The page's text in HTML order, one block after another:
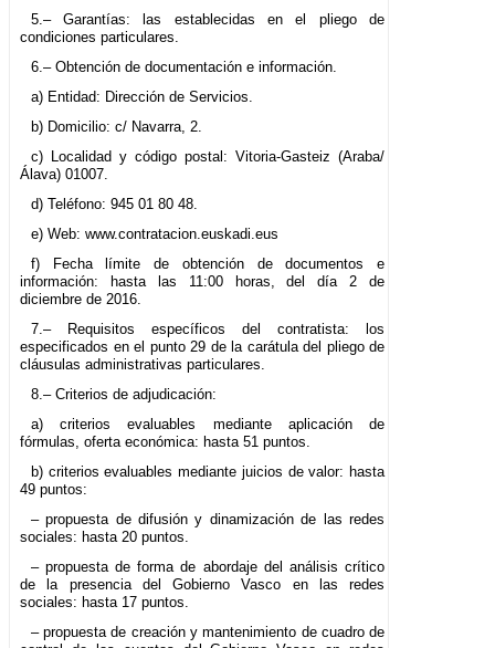
5.– Garantías: las establecidas en el pliego de
condiciones particulares.
6.– Obtención de documentación e información.
a) Entidad: Dirección de Servicios.
b) Domicilio: c/ Navarra, 2.
c) Localidad y código postal: Vitoria-Gasteiz (Araba/
Álava) 01007.
d) Teléfono: 945 01 80 48.
e) Web: www.contratacion.euskadi.eus
f) Fecha límite de obtención de documentos e
información: hasta las 11:00 horas, del día 2 de
diciembre de 2016.
7.– Requisitos específicos del contratista: los
especificados en el punto 29 de la carátula del pliego de
cláusulas administrativas particulares.
8.– Criterios de adjudicación:
a) criterios evaluables mediante aplicación de
fórmulas, oferta económica: hasta 51 puntos.
b) criterios evaluables mediante juicios de valor: hasta
49 puntos:
– propuesta de difusión y dinamización de las redes
sociales: hasta 20 puntos.
– propuesta de forma de abordaje del análisis crítico
de la presencia del Gobierno Vasco en las redes
sociales: hasta 17 puntos.
– propuesta de creación y mantenimiento de cuadro de